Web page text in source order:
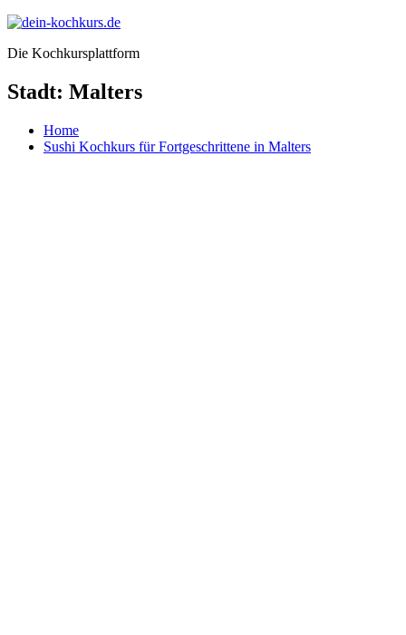
Die Kochkursplattform
Stadt: Malters
Home
Sushi Kochkurs für Fortgeschrittene in Malters